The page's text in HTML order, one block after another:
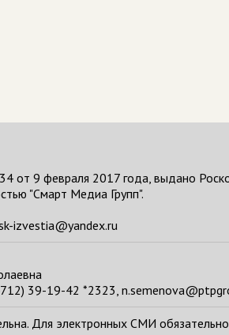
от 9 февраля 2017 года, выдано
"Смарт Медиа Групп".
izvestia@yandex.ru
39-19-42 *2323,
Для электронных СМИ